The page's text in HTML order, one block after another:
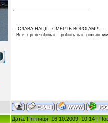
---СЛАВА НАЦІЇ - СМЕРТЬ ВОРОГАМ!!!---
--Все, що не вбиває - робить нас
Дата: Пятниця, 16.10.2009, 10:14 |